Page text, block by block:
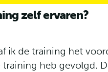
zelf ervaren?
ik de training het
heb gevolgd.